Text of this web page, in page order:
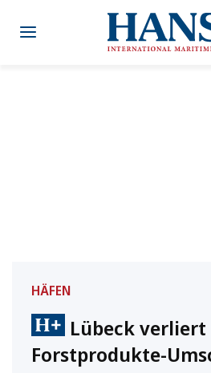
Inhalt
HÄFEN
Lübeck verliert
Forstprodukte-